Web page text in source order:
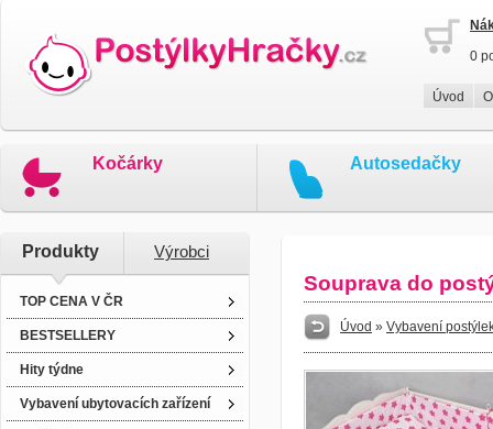
0
Úvod
Kočárky Autosedačky
Produkty Výrobci
TOP CENA V ČR
BESTSELLERY
Hity týdne
Vybavení ubytovacích zařízení
Souprava do
Úvod » Vybavení